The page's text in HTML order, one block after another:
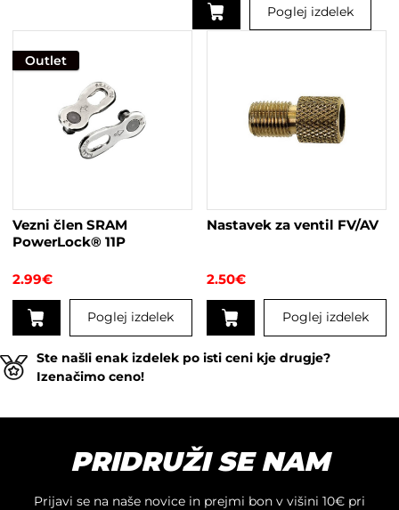
Poglej izdelek
Nastavek za ventil FV/AV
2.50€
Poglej izdelek
Outlet
Vezni člen SRAM
PowerLock® 11P
2.99€
Poglej izdelek
Ste našli enak izdelek po isti ceni kje drugje?
Izenačimo ceno!
PRIDRUŽI SE NAM
Prijavi se na naše novice in prejmi bon v višini 10€ pri